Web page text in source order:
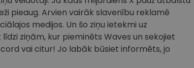
pieaug. Arvien vairāk slavenību reklamē
medijos. Un šo ziņu ietekmi uz
ziņām, kur pieminēts Waves un sekojiet
vai citur! Jo labāk būsiet informēts, jo